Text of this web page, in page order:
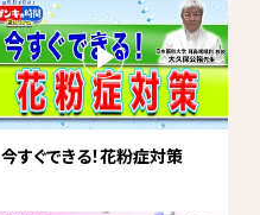
今すぐできる！花粉症対策